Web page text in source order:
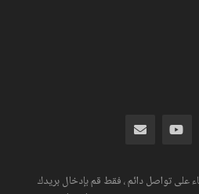
على تواصل دائم ، فقط قم بإدخال بريدك